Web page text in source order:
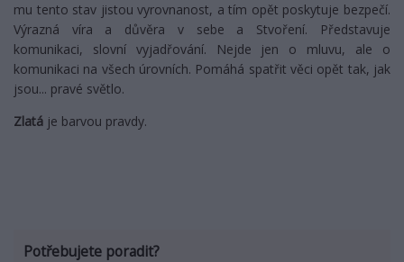
mu tento stav jistou vyrovnanost, a tím opět poskytuje bezpečí.
Výrazná víra a důvěra v sebe a Stvoření. Představuje
komunikaci, slovní vyjadřování. Nejde jen o mluvu, ale o
komunikaci na všech úrovních. Pomáhá spatřit věci opět tak, jak
jsou... pravé světlo.
Zlatá je barvou pravdy.
Potřebujete poradit?